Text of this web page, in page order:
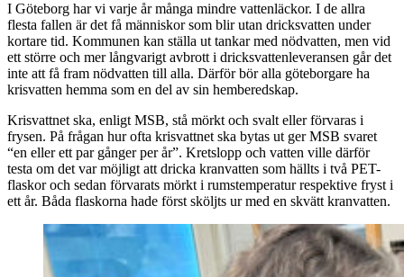
I Göteborg har vi varje år många mindre vattenläckor. I de allra
flesta fallen är det få människor som blir utan dricksvatten under
kortare tid. Kommunen kan ställa ut tankar med nödvatten, men vid
ett större och mer långvarigt avbrott i dricksvattenleveransen går det
inte att få fram nödvatten till alla. Därför bör alla göteborgare ha
krisvatten hemma som en del av sin hemberedskap.
Krisvattnet ska, enligt MSB, stå mörkt och svalt eller förvaras i
frysen. På frågan hur ofta krisvattnet ska bytas ut ger MSB svaret
“en eller ett par gånger per år”. Kretslopp och vatten ville därför
testa om det var möjligt att dricka kranvatten som hällts i två PET-
flaskor och sedan förvarats mörkt i rumstemperatur respektive fryst i
ett år. Båda flaskorna hade först sköljts ur med en skvätt kranvatten.